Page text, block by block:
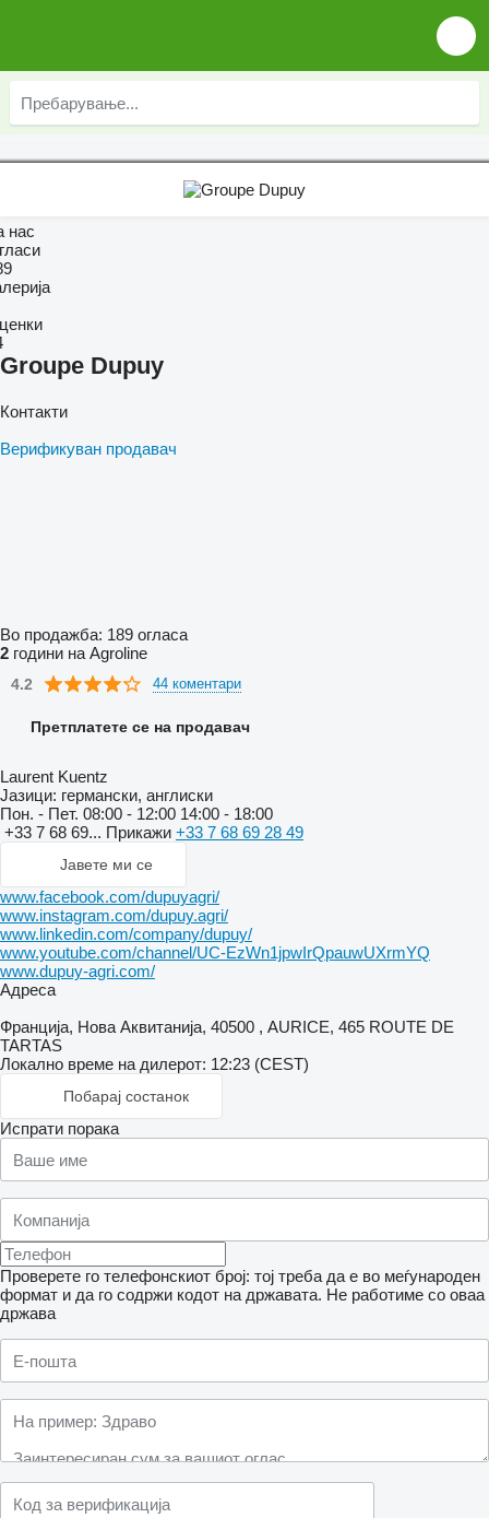
нас
Groupe Dupuy
Контакти
Верификуван продавач
Во продажба: 189 огласа
2 години на Agroline
4.2 44 коментари
Претплатете се на продавач
Laurent Kuentz
Јазици: германски, англиски
Пон. - Пет. 08:00 - 12:00 14:00 - 18:00
+33 7 68 69... Прикажи +33 7 68 69 28 49
Јавете ми се
www.facebook.com/dupuyagri/
www.instagram.com/dupuy.agri/
www.linkedin.com/company/dupuy/
www.youtube.com/channel/UC-EzWn1jpwIrQpauwUXrmYQ
www.dupuy-agri.com/
Адреса
Франција, Нова Аквитанија, 40500 , AURICE, 465 ROUTE DE
TARTAS
Локално време на дилерот: 12:23 (CEST)
Побарај состанок
Испрати порака
Проверете го телефонскиот број: тој треба да е во меѓународен
формат и да го содржи кодот на државата. Не работиме со оваа
држава